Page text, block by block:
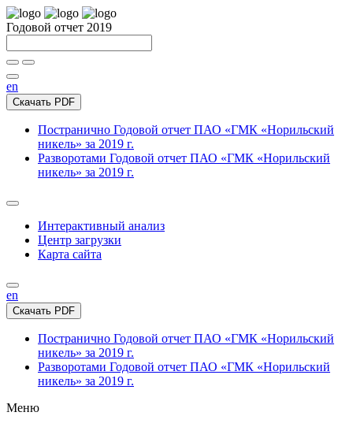
Годовой отчет 2019
en
Скачать PDF
Постранично Годовой отчет ПАО «ГМК «Норильский
никель» за 2019 г.
Разворотами Годовой отчет ПАО «ГМК «Норильский
никель» за 2019 г.
Интерактивный анализ
Центр загрузки
Карта сайта
en
Скачать PDF
Постранично Годовой отчет ПАО «ГМК «Норильский
никель» за 2019 г.
Разворотами Годовой отчет ПАО «ГМК «Норильский
никель» за 2019 г.
Меню